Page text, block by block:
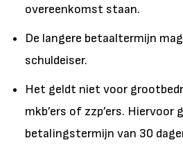
overeenkomst staan.
De langere betaaltermijn
schuldeiser.
Het geldt niet voor
mkb’ers of zzp’ers. Hiervoor
betalingstermijn van 30